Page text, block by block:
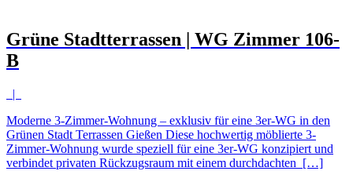
Grüne Stadtterrassen | WG Zimmer 106-
B
|
Moderne 3-Zimmer-Wohnung – exklusiv für eine 3er-WG in den
Grünen Stadt Terrassen Gießen Diese hochwertig möblierte 3-
Zimmer-Wohnung wurde speziell für eine 3er-WG konzipiert und
verbindet privaten Rückzugsraum mit einem durchdachten […]